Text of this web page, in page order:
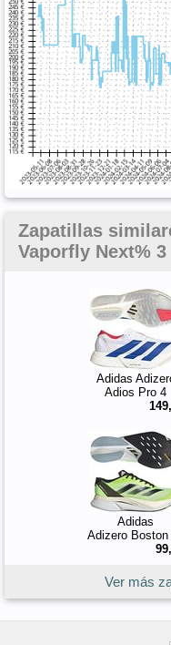
Zapatillas
Vaporfly Next% 3
Adidas
Adios Pro 4
Adidas
Adizero Boston
Ver más